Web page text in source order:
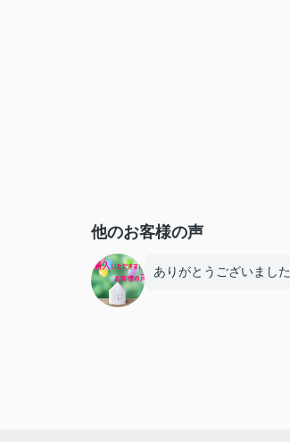
他のお客様の声
ありがとうございました